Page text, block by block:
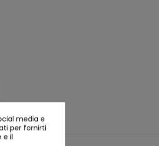
media e
per fornirti
e il